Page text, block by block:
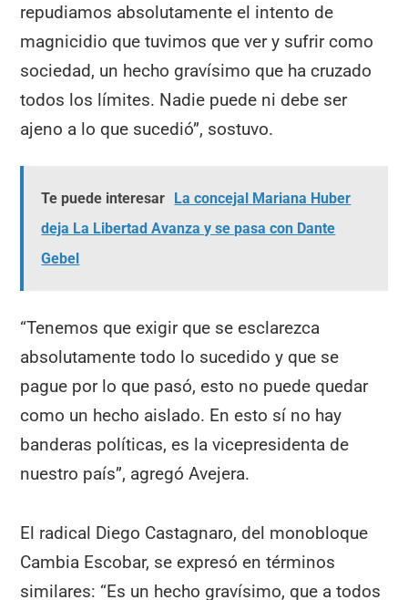
repudiamos absolutamente el intento de
magnicidio que tuvimos que ver y sufrir como
sociedad, un hecho gravísimo que ha cruzado
todos los límites. Nadie puede ni debe ser
ajeno a lo que sucedió”, sostuvo.
Te puede interesar
La concejal Mariana Huber
deja La Libertad Avanza y se pasa con Dante
Gebel
“Tenemos que exigir que se esclarezca
absolutamente todo lo sucedido y que se
pague por lo que pasó, esto no puede quedar
como un hecho aislado. En esto sí no hay
banderas políticas, es la vicepresidenta de
nuestro país”, agregó Avejera.
El radical Diego Castagnaro, del monobloque
Cambia Escobar, se expresó en términos
similares: “Es un hecho gravísimo, que a todos